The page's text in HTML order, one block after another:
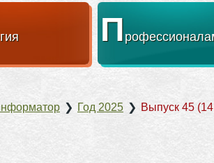
П
❯ Год 2025 ❯ Выпуск 45